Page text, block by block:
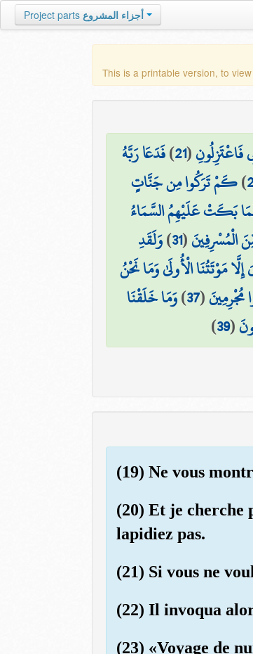
Project parts أجزاء المشروع
This is a printable version, to view
فَاعْتَزِلُونِ(
21
)فَدَعَا رَبَّهُ
)كَمْ تَرَكُوا مِن جَنَّاتٍ
بَكَتْ عَلَيْهِمُ السَّمَاءُ
الْمُسْرِفِينَ(
31
)وَلَقَدِ
مَوْتَتُنَا الْأُولَىٰ وَمَا نَحْنُ
مُجْرِمِينَ(
37
)وَمَا خَلَقْنَا
(
39
)
(19) Ne vous
(20) Et je cherche
lapidiez pas.
(21) Si vous ne
(22) Il invoqua
(23) «Voyage de